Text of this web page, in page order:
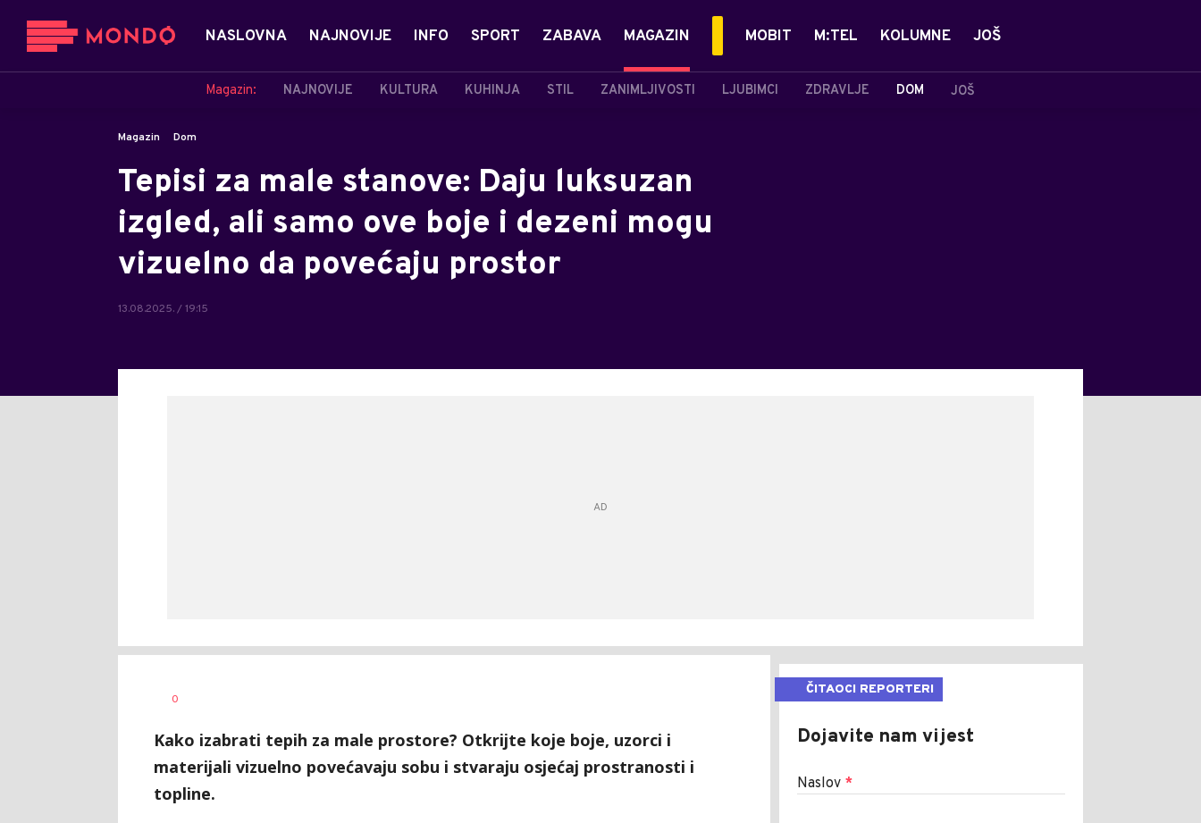
NASLOVNA NAJNOVIJE INFO SPORT ZABAVA MAGAZIN
Magazin: NAJNOVIJE KULTURA KUHINJA STIL ZANIMLJIVOSTI LJUBIMCI ZDRAVLJE DOM JOŠ
MOBIT M:TEL KOLUMNE JOŠ
Magazin Dom
Tepisi za male stanove: Daju luksuzan
izgled, ali samo ove boje i dezeni mogu
vizuelno da povećaju prostor
13.08.2025. / 19:15
AUTOR
0
Kako izabrati tepih za male prostore? Otkrijte koje boje, uzorci i
materijali vizuelno povećavaju sobu i stvaraju osjećaj prostranosti i
topline.
ČITAOCI REPORTERI
Dojavite nam vijest
Naslov *